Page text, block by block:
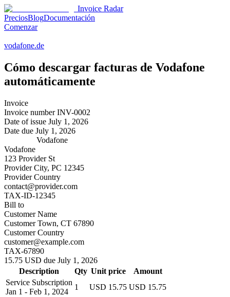
Invoice Radar
PreciosBlogDocumentación
Comenzar
vodafone.de
Cómo descargar facturas de Vodafone
automáticamente
Invoice
Invoice numberINV-0002
Date of issue July 1, 2026
Date due July 1, 2026
Vodafone
Vodafone
123 Provider St
Provider City, PC 12345
Provider Country
contact@provider.com
TAX-ID-12345
Bill to
Customer Name
Customer Town, CT 67890
Customer Country
customer@example.com
TAX-67890
15.75 USD due July 1, 2026
Description
Qty Unit price
Amount
Service Subscription
Jan 1 - Feb 1, 2024
1 USD 15.75 USD 15.75